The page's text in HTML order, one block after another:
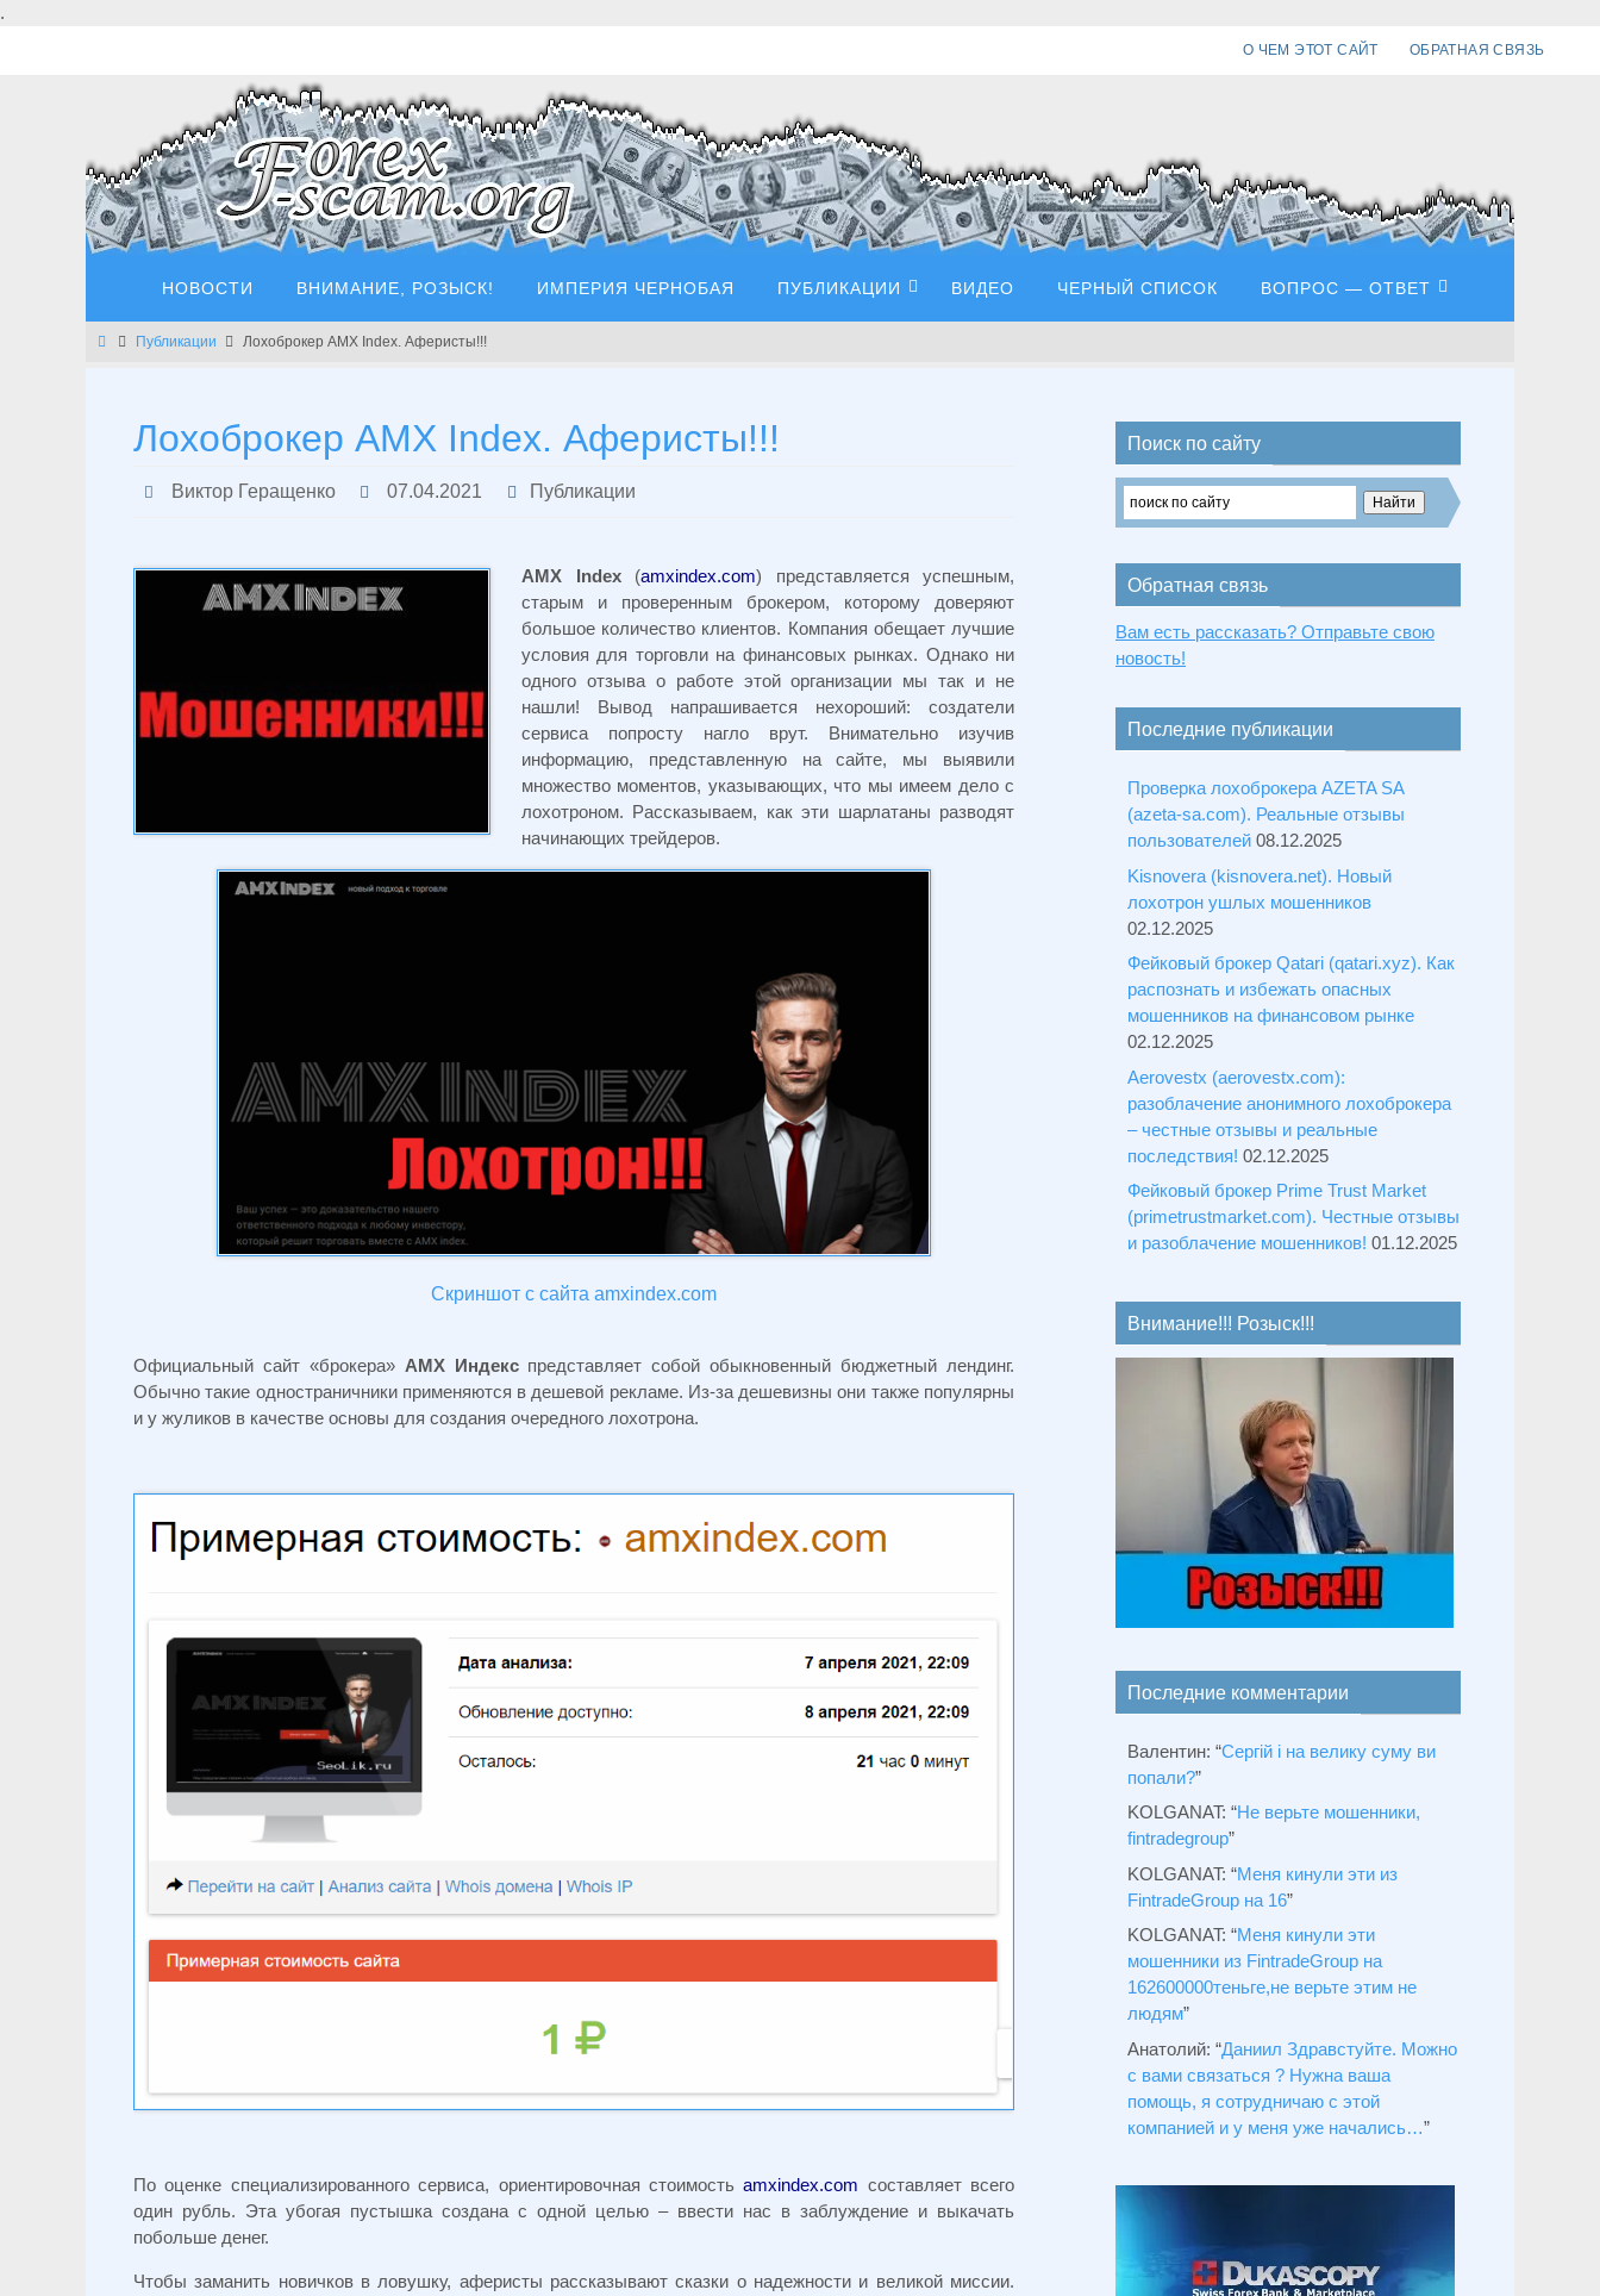
.
О ЧЕМ ЭТОТ САЙТ ОБРАТНАЯ СВЯЗЬ
НОВОСТИ ВНИМАНИЕ, РОЗЫСК! ИМПЕРИЯ ЧЕРНОБАЯ ПУБЛИКАЦИИ ВИДЕО ЧЕРНЫЙ СПИСОК ВОПРОС — ОТВЕТ
Главная
Публикации Лохоброкер AMX Index. Аферисты!!!
Лохоброкер AMX Index. Аферисты!!!
Виктор Геращенко 07.04.2021 Публикации
AMX Index(amxindex.com) представляется успешным,
старым и проверенным брокером, которому доверяют
большое количество клиентов. Компания обещает лучшие
условия для торговли на финансовых рынках. Однако ни
одного отзыва о работе этой организации мы так и не
нашли! Вывод напрашивается нехороший: создатели
сервиса попросту нагло врут. Внимательно изучив
информацию, представленную на сайте, мы выявили
множество моментов, указывающих, что мы имеем дело с
лохотроном. Рассказываем, как эти шарлатаны разводят
начинающих трейдеров.
Скриншот с сайта amxindex.com
Официальный сайт «брокера» АМХ Индекспредставляет собой обыкновенный бюджетный лендинг.
Обычно такие одностраничники применяются в дешевой рекламе. Из-за дешевизны они также популярны
и у жуликов в качестве основы для создания очередного лохотрона.
По оценке специализированного сервиса, ориентировочная стоимостьamxindex.com составляет всего
один рубль. Эта убогая пустышка создана с одной целью – ввести нас в заблуждение и выкачать
побольше денег.
Чтобы заманить новичков в ловушку, аферисты рассказывают сказки о надежности и великой миссии.
Поиск по сайту
Обратная связь
Вам есть рассказать? Отправьте свою
новость!
Последние публикации
Проверка лохоброкера AZETA SA
(azeta-sa.com). Реальные отзывы
пользователей 08.12.2025
Kisnovera (kisnovera.net). Новый
лохотрон ушлых мошенников
02.12.2025
Фейковый брокер Qatari (qatari.xyz). Как
распознать и избежать опасных
мошенников на финансовом рынке
02.12.2025
Aerovestx (aerovestx.com):
разоблачение анонимного лохоброкера
– честные отзывы и реальные
последствия! 02.12.2025
Фейковый брокер Prime Trust Market
(primetrustmarket.com). Честные отзывы
и разоблачение мошенников! 01.12.2025
Внимание!!! Розыск!!!
Последние комментарии
Валентин: “Сергій і на велику суму ви
попали?”
KOLGANAT: “Не верьте мошенники,
fintradegroup”
KOLGANAT: “Меня кинули эти из
FintradeGroup на 16”
KOLGANAT: “Меня кинули эти
мошенники из FintradeGroup на
162600000теньге,не верьте этим не
людям”
Анатолий: “Даниил Здравстуйте. Можно
с вами связаться ? Нужна ваша
помощь, я сотрудничаю с этой
компанией и у меня уже начались…”